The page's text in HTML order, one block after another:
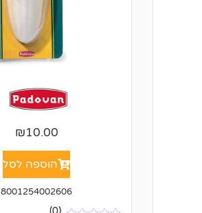
₪10.00
הוספה לסל
8001254002606